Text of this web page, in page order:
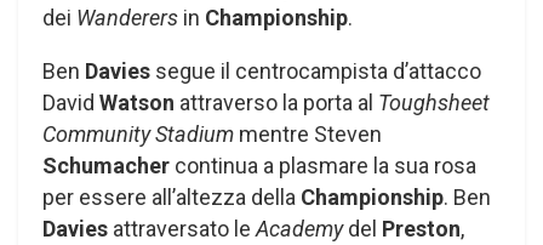
dei Wanderers in Championship.
Ben Davies segue il centrocampista d’attacco
David Watson attraverso la porta al Toughsheet
Community Stadium mentre Steven
Schumacher continua a plasmare la sua rosa
per essere all’altezza della Championship. Ben
Davies attraversato le Academydel Preston,